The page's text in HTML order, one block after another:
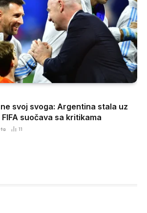
svoj svoga: Argentina stala uz
suočava sa kritikama
11